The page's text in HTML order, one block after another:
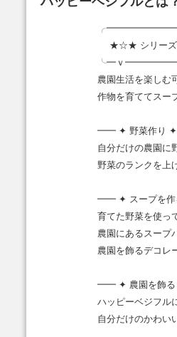
★☆★ シリー
╰━ｖ
農園生活を楽しむ
作物を育ててスー
━━ ✦ 野菜
自分だけの農園に
野菜のランクを上
━━ ✦ スープ
育てた野菜を使っ
農園にあるスープ
農園を飾るデコレ
━━ ✦ 農園を
ハッピーベジフル
自分だけのかわい